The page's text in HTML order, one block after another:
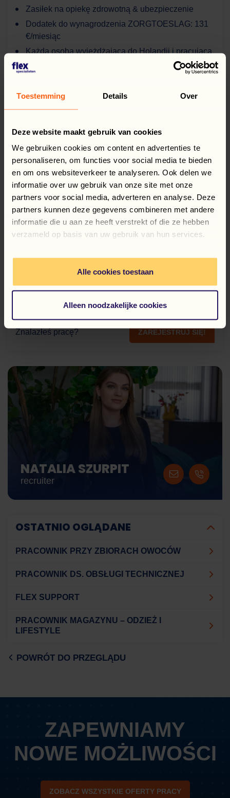
Toestemming Details Over
Deze website maakt gebruik van cookies
We gebruiken cookies om content en advertenties te
personaliseren, om functies voor social media te bieden
en om ons websiteverkeer te analyseren. Ook delen we
informatie over uw gebruik van onze site met onze
partners voor social media, adverteren en analyse. Deze
partners kunnen deze gegevens combineren met andere
informatie die u aan ze heeft verstrekt of die ze hebben
verzameld op basis van uw gebruik van hun services.
Alle cookies toestaan
Alleen noodzakelijke cookies
Zasiłek na opiekę zdrowotną & ubezpieczenie
Dodatek do wynagrodzenia ZORGTOESLAG: 131
€/miesiąc
Każda osoba wyjeżdżająca do Holandii i pracująca
dla nas jest ubezpieczona
wykorzystania na rozwój lub relaks
Holandii
Transport do i z pracy
Pomoc w założeniu numeru BSN (sofi)
Prawidłowe i terminowe wypłaty wynagrodzenia
(tygodniówki)
Stołówka z kawą i herbatą
Przerwy: 2x 15 min + 1x 30 min
Indywidualne wdrożenie pierwszego dnia +
nowoczesnym magazynie – ta oferta jest dla Ciebie!
Znalazłeś pracę? ZAREJESTRUJ SIĘ!
NATALIA SZURPIT
recruiter
OSTATNIO OGLĄDANE
PRACOWNIK PRZY ZBIORACH OWOCÓW
PRACOWNIK DS. OBSŁUGI TECHNICZNEJ
FLEX SUPPORT
PRACOWNIK MAGAZYNU – ODZIEŻ I
LIFESTYLE
POWRÓT DO PRZEGLĄDU
ZAPEWNIAMY
NOWE MOŻLIWOŚCI
ZOBACZ WSZYSTKIE OFERTY PRACY